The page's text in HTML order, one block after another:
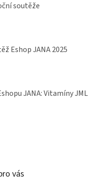
soutěže
Eshop JANA 2025
JANA: Vitamíny JML
vás